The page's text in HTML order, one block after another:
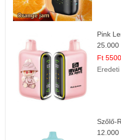
Pink
25.000
Íz
Ft
Eredeti
Szőlő-
12.000